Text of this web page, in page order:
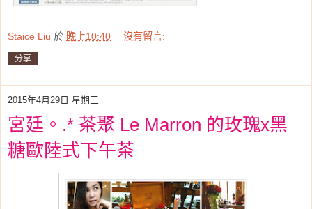
Staice Liu 於 晚上10:40 沒有留言:
分享
2015年4月29日 星期三
宮廷。.* 茶聚 Le Marron 的玫瑰x黑
糖歐陸式下午茶